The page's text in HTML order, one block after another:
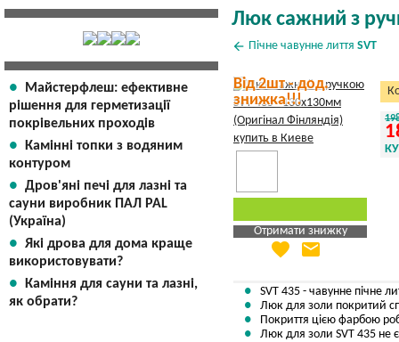
Майстерфлеш: ефективне
рішення для герметизації
покрівельних проходів
Камінні топки з водяним
контуром
Дров'яні печі для лазні та
сауни виробник ПАЛ PAL
(Україна)
Які дрова для дома краще
використовувати?
Каміння для сауни та лазні,
як обрати?
Люк сажний з
arrow_back Пічне чавунне лиття SVT
Від 2шт - дод.
знижка!!!
Отримати знижку
Яка Ваша ціна
favorite email
SVT 435 - чавунне пічне
Люк для золи покритий
Покриття цією фарбою
Люк для золи SVT 435 не